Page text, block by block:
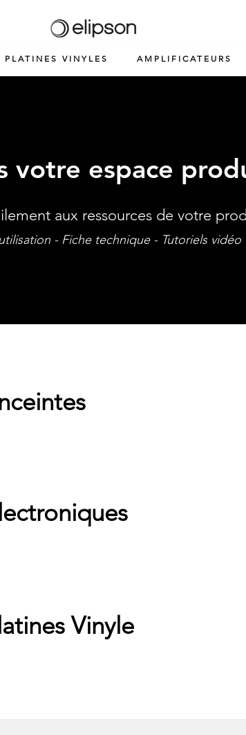
PLATINES VINYLES AMPLIFICATEURS
votre espace
aux ressources de votre
- Fiche technique - Tutoriels vidéo
Vinyle